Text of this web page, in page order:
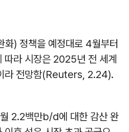
) 정책을 예정대로 4월부터
따라 시장은 2025년 전 세계
라 전망함(Reuters, 2.24).
2.2백만b/d에 대한 감산 완